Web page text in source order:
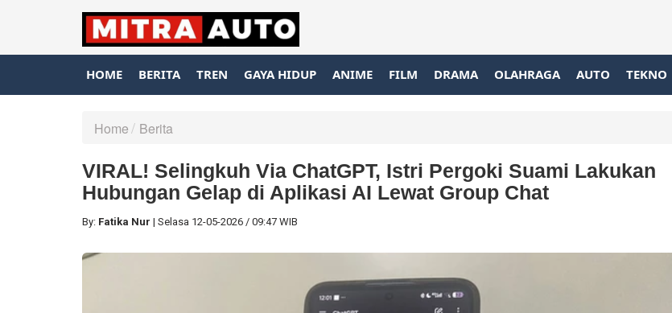
HOME BERITA TREN GAYA HIDUP ANIME FILM DRAMA OLAHRAGA AUTO TEKNO
Home Berita
VIRAL! Selingkuh Via ChatGPT, Istri Pergoki Suami Lakukan
Hubungan Gelap di Aplikasi AI Lewat Group Chat
By: Fatika Nur | Selasa 12-05-2026 / 09:47 WIB